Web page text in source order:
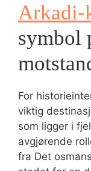
Arkadi-
symbol
For
viktig
som ligger i
avgjørende
fra Det